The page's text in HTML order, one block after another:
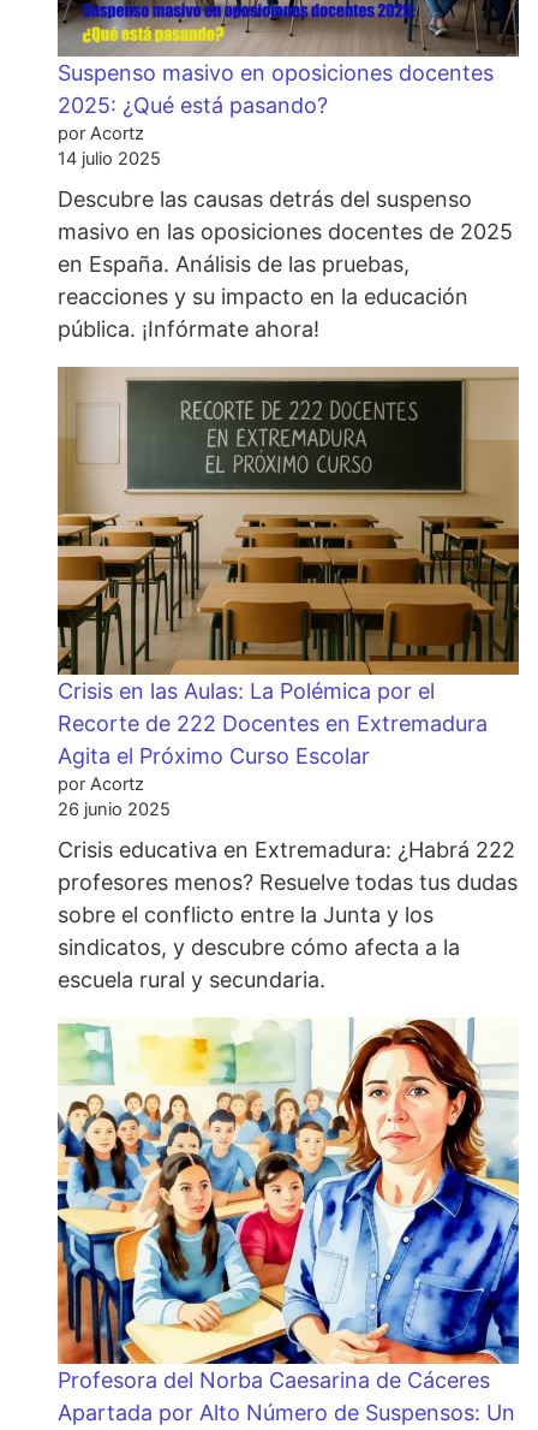
Suspenso masivo en oposiciones docentes
2025: ¿Qué está pasando?
por Acortz
14 julio 2025
Descubre las causas detrás del suspenso
masivo en las oposiciones docentes de 2025
en España. Análisis de las pruebas,
reacciones y su impacto en la educación
pública. ¡Infórmate ahora!
Crisis en las Aulas: La Polémica por el
Recorte de 222 Docentes en Extremadura
Agita el Próximo Curso Escolar
por Acortz
26 junio 2025
Crisis educativa en Extremadura: ¿Habrá 222
profesores menos? Resuelve todas tus dudas
sobre el conflicto entre la Junta y los
sindicatos, y descubre cómo afecta a la
escuela rural y secundaria.
Profesora del Norba Caesarina de Cáceres
Apartada por Alto Número de Suspensos: Un